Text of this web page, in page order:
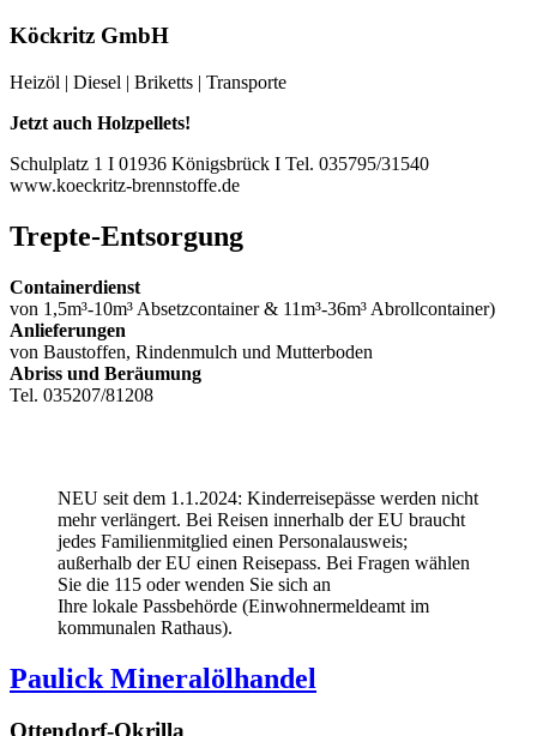
Köckritz GmbH
Heizöl | Diesel | Briketts | Transporte
Jetzt auch Holzpellets!
Schulplatz 1 I 01936 Königsbrück I Tel. 035795/31540
www.koeckritz-brennstoffe.de
Trepte-Entsorgung
Containerdienst
von 1,5m³-10m³ Absetzcontainer & 11m³-36m³ Abrollcontainer)
Anlieferungen
von Baustoffen, Rindenmulch und Mutterboden
Abriss und Beräumung
Tel. 035207/81208
NEU seit dem 1.1.2024: Kinderreisepässe werden nicht
mehr verlängert. Bei Reisen innerhalb der EU braucht
jedes Familienmitglied einen Personalausweis;
außerhalb der EU einen Reisepass. Bei Fragen wählen
Sie die 115 oder wenden Sie sich an
Ihre lokale Passbehörde (Einwohnermeldeamt im
kommunalen Rathaus).
Paulick Mineralölhandel